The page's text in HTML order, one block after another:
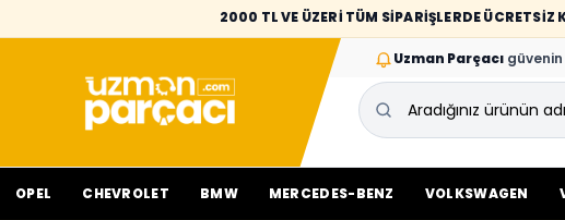
2000 TL VE ÜZERİ TÜM SİPARİŞLERDE
Uzman Parçacı
OPEL CHEVROLET BMW MERCEDES-BENZ VOLKSWAGEN